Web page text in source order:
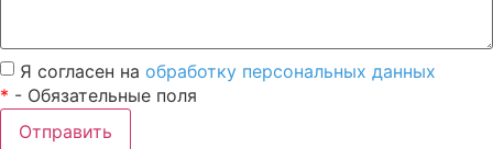
Я согласен на обработку персональных данных
* - Обязательные поля
Отправить